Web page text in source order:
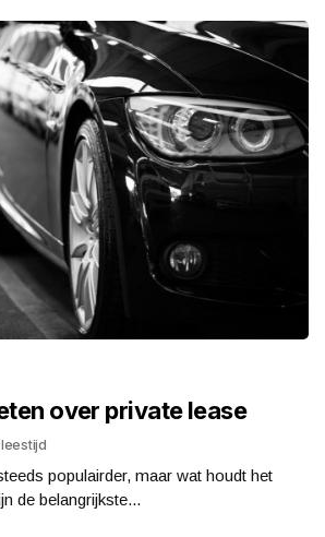
over private lease
leestijd
populairder, maar wat houdt het
de belangrijkste...